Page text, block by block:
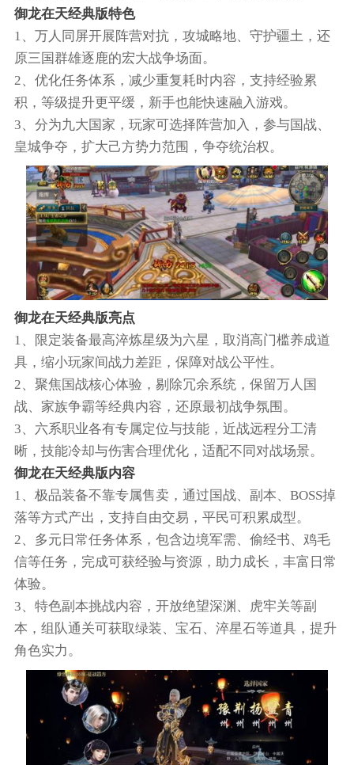
御龙在天经典版特色
1、万人同屏开展阵营对抗，攻城略地、守护疆土，还
原三国群雄逐鹿的宏大战争场面。
2、优化任务体系，减少重复耗时内容，支持经验累
积，等级提升更平缓，新手也能快速融入游戏。
3、分为九大国家，玩家可选择阵营加入，参与国战、
皇城争夺，扩大己方势力范围，争夺统治权。
御龙在天经典版亮点
1、限定装备最高淬炼星级为六星，取消高门槛养成道
具，缩小玩家间战力差距，保障对战公平性。
2、聚焦国战核心体验，剔除冗余系统，保留万人国
战、家族争霸等经典内容，还原最初战争氛围。
3、六系职业各有专属定位与技能，近战远程分工清
晰，技能冷却与伤害合理优化，适配不同对战场景。
御龙在天经典版内容
1、极品装备不靠专属售卖，通过国战、副本、BOSS掉
落等方式产出，支持自由交易，平民可积累成型。
2、多元日常任务体系，包含边境军需、偷经书、鸡毛
信等任务，完成可获经验与资源，助力成长，丰富日常
体验。
3、特色副本挑战内容，开放绝望深渊、虎牢关等副
本，组队通关可获取绿装、宝石、淬星石等道具，提升
角色实力。